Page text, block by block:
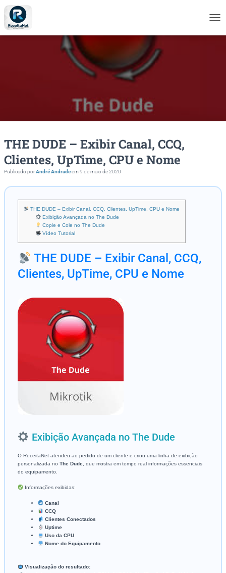
L
V
THE DUDE – Exibir Canal, CCQ,
Clientes, UpTime, CPU e Nome
Publicado porAndré Andradeem9 de maio de 2020
THE DUDE – Exibir Canal, CCQ, Clientes, UpTime, CPU e Nome
Exibição Avançada no The Dude
Copie e Cole no The Dude
Vídeo Tutorial
THE DUDE – Exibir Canal, CCQ,
Clientes, UpTime, CPU e Nome
Exibição Avançada no The Dude
O ReceitaNet atendeu ao pedido de um cliente e criou uma linha de exibição
personalizada no The Dude , que mostra em tempo real informações essenciais
do equipamento.
Informações exibidas:
Canal
CCQ
Clientes Conectados
Uptime
Uso da CPU
Nome do Equipamento
Visualização do resultado: